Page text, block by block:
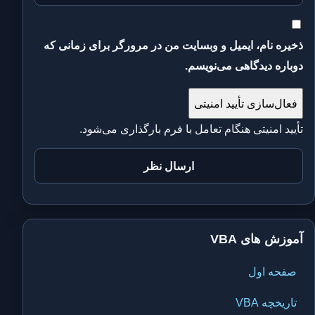
ذخیره نام، ایمیل و وبسایت من در مرورگر برای زمانی که
دوباره دیدگاهی می‌نویسم.
فعال‌سازی تأیید امنیتی
تأیید امنیتی هنگام تعامل با فرم بارگذاری می‌شود.
آموزش های VBA
صفحه اول
تاریخچه VBA